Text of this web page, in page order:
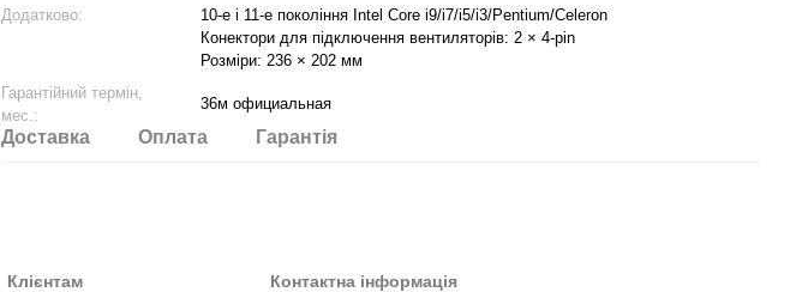
Додатково:
10-е і 11-е покоління Intel Core i9/i7/i5/i3/Pentium/Celeron
Конектори для підключення вентиляторів: 2 × 4-pin
Розміри: 236 × 202 мм
Гарантійний термін,
мес.:
36м официальная
Доставка Оплата Гарантія
Клієнтам Контактна інформація